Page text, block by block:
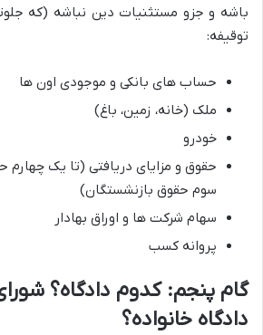
باشه و جزو مستثنیات دین نباشه (که
توقیفه:
حساب های بانکی و موجودی اون ها
ملک (خانه، زمین، باغ)
خودرو
حقوق و مزایای دریافتی (تا یک چهارم
سوم حقوق بازنشستگان)
سهام شرکت ها و اوراق بهادار
پروانه کسب
گام پنجم: کدوم دادگاه؟
دادگاه خانواده؟